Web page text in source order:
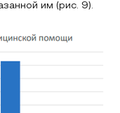
им (рис. 9).